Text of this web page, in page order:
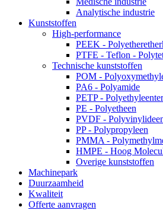
Analytische industrie
Kunststoffen
High-performance
PEEK -
PTFE - Teflon -
Technische kunststoffen
POM -
PA6 - Polyamide
PETP -
PE - Polyetheen
PVDF -
PP - Polypropyleen
PMMA -
HMPE - Hoog
Overige kunststoffen
Machinepark
Duurzaamheid
Kwaliteit
Offerte aanvragen